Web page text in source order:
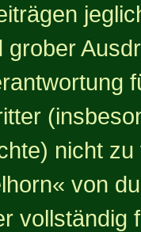
grober
nicht
von
vollständig